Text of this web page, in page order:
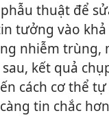
thuật để
tưởng vào
nhiễm trùng,
kết quả
cách cơ thể
tin chắc